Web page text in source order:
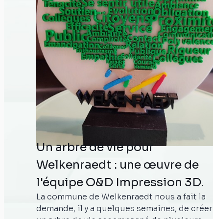
Un arbre de vie pour
Welkenraedt : une œuvre de
l'équipe O&D Impression 3D.
La commune de Welkenraedt nous a fait la
demande, il y a quelques semaines, de créer